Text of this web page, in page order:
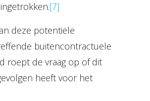
[7]
deze potentiële
buitencontractuele
roept de vraag op of dit
heeft voor het